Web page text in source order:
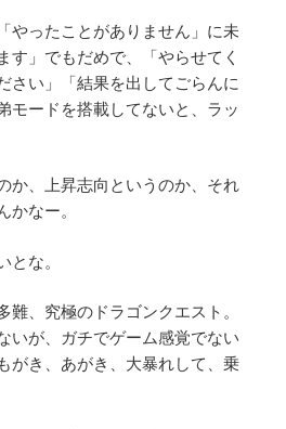
やったことがありません」に未
す」でもだめで、「やらせてく
さい」「結果を出してごらんに
モードを搭載してないと、ラッ
か、上昇志向というのか、それ
かなー。
とな。
難、究極のドラゴンクエスト。
いが、ガチでゲーム感覚でない
がき、あがき、大暴れして、乗